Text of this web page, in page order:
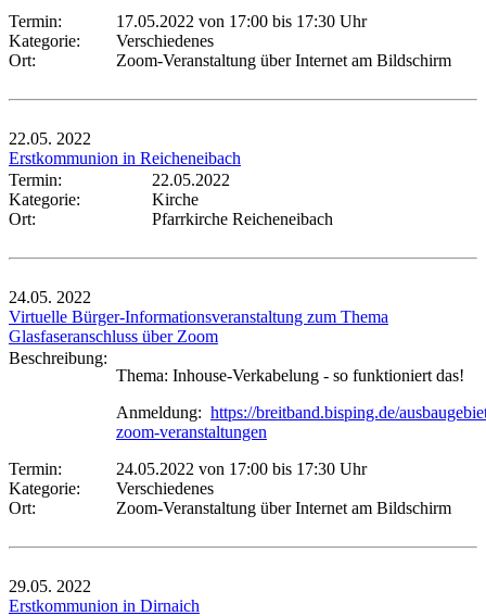
Termin:
17.05.2022 von 17:00 bis 17:30 Uhr
Kategorie:
Verschiedenes
Ort:
Zoom-Veranstaltung über Internet am Bildschirm
22.05. 2022
Erstkommunion in Reicheneibach
Termin:
22.05.2022
Kategorie:
Kirche
Ort:
Pfarrkirche Reicheneibach
24.05. 2022
Virtuelle Bürger-Informationsveranstaltung zum Thema
Glasfaseranschluss über Zoom
Beschreibung:
Thema: Inhouse-Verkabelung - so funktioniert das!
Anmeldung: https://breitband.bisping.de/
zoom-veranstaltungen
Termin:
24.05.2022 von 17:00 bis 17:30 Uhr
Kategorie:
Verschiedenes
Ort:
Zoom-Veranstaltung über Internet am Bildschirm
29.05. 2022
Erstkommunion in Dirnaich